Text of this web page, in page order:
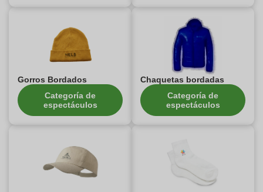
Gorros Bordados
Categoría de
espectáculos
Chaquetas bordadas
Categoría de
espectáculos